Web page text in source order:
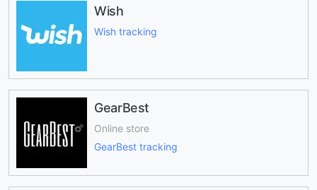
Wish
Wish tracking
GearBest
Online store
GearBest tracking